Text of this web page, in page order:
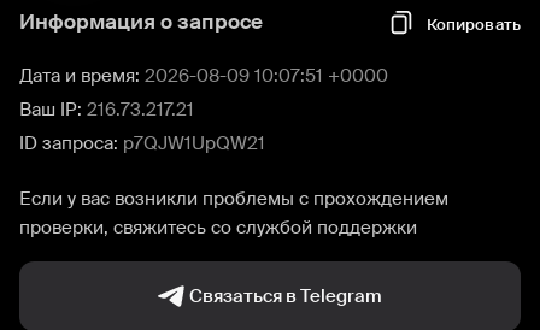
Информация о запросе Копировать
Дата и время: 2026-08-09 10:07:51 +0000
Ваш IP: 216.73.217.21
ID запроса: p7QJW1UpQW21
Если у вас возникли проблемы с прохождением
проверки, свяжитесь со службой поддержки
Связаться в Telegram